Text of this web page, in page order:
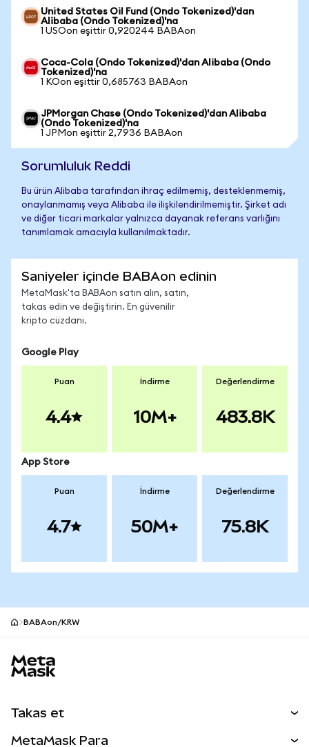
United States Oil Fund (Ondo Tokenized)'dan
Alibaba (Ondo Tokenized)'na
1 USOon eşittir 0,920244 BABAon
Coca-Cola (Ondo Tokenized)'dan Alibaba (Ondo
Tokenized)'na
1 KOon eşittir 0,685763 BABAon
JPMorgan Chase (Ondo Tokenized)'dan Alibaba
(Ondo Tokenized)'na
1 JPMon eşittir 2,7936 BABAon
Sorumluluk Reddi
Bu ürün Alibaba tarafından ihraç edilmemiş, desteklenmemiş,
onaylanmamış veya Alibaba ile ilişkilendirilmemiştir. Şirket adı
ve diğer ticari markalar yalnızca dayanak referans varlığını
tanımlamak amacıyla kullanılmaktadır.
Saniyeler içinde BABAon edinin
MetaMask'ta BABAon satın alın, satın,
takas edin ve değiştirin. En güvenilir
kripto cüzdanı.
Google Play
Puan
4.4
İndirme
10M+
Değerlendirme
483.8K
App Store
Puan
4.7
İndirme
50M+
Değerlendirme
75.8K
BABAon/KRW
Takas et
MetaMask Para